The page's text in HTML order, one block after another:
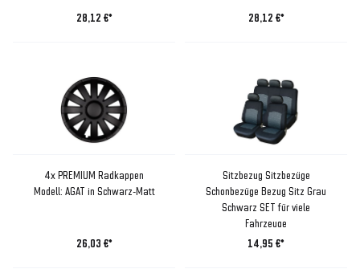
28,12 €* 28,12 €*
4x PREMIUM Radkappen
Modell: AGAT in Schwarz-Matt
26,03 €*
Sitzbezug Sitzbezüge
Schonbezüge Bezug Sitz Grau
Schwarz SET für viele
Fahrzeuge
14,95 €*